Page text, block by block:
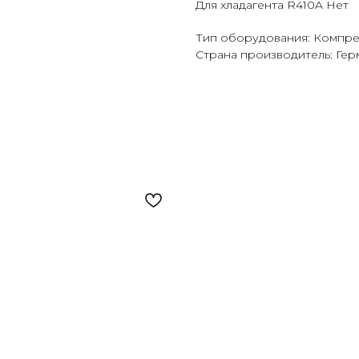
Для хладагента R410A Нет
Тип оборудования:
Страна производитель: